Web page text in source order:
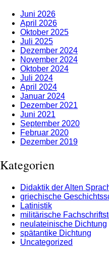
Juni 2026
April 2026
Oktober 2025
Juli 2025
Dezember 2024
November 2024
Oktober 2024
Juli 2024
April 2024
Januar 2024
Dezember 2021
Juni 2021
September 2020
Februar 2020
Dezember 2019
Kategorien
Didaktik der Alten
griechische
Latinistik
militärische
neulateinische Dichtung
spätantike Dichtung
Uncategorized